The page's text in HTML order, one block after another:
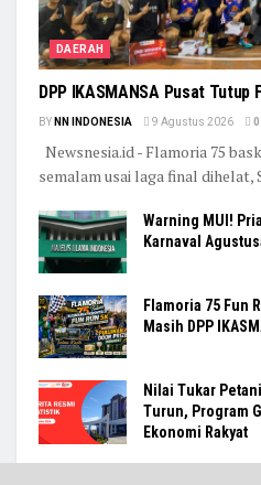
DAERAH
DPP IKASMANSA Pusat
BY NN INDONESIA 9 Agustus 2026 0
Newsnesia.id - Flamoria 75
semalam usai laga final dihelat,
Warning MUI!
Karnaval
Flamoria 75 Fun
Masih DPP
Nilai Tukar
Turun, Program
Ekonomi Rakyat